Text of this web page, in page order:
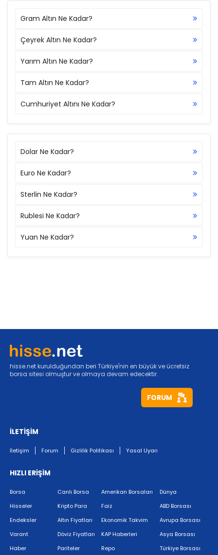
Gram Altın Ne Kadar?
Çeyrek Altın Ne Kadar?
Yarım Altın Ne Kadar?
Tam Altın Ne Kadar?
Cumhuriyet Altını Ne Kadar?
Dolar Ne Kadar?
Euro Ne Kadar?
Sterlin Ne Kadar?
Rublesi Ne Kadar?
Yuan Ne Kadar?
hisse.net kurulduğundan beri Türkiye'nin en büyük ve ücretsiz
borsa sitesi olmuştur ve olmaya devam edecektir.
FORUM
İLETİŞİM
İletişim Forum Gizlilik Politikası Yasal Uyarı
HIZLI ERİŞİM
Borsa
Hisseler
Endeksler
Varant
Haber
Canlı Borsa
Kripto Para
Altın Fiyatları
Döviz Fiyatları
Pariteler
Amerikan Borsaları
Faiz
Ekonomik Takvim
KAP Haberleri
Repo
Dünya
ABD Borsası
Avrupa Borsası
Asya Borsası
Türkiye Borsası